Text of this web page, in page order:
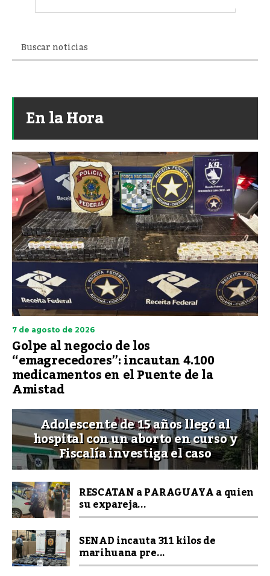
En la Hora
7 de agosto de 2026
Golpe al negocio de los
“emagrecedores”: incautan 4.100
medicamentos en el Puente de la
Amistad
Adolescente de 15 años llegó al
hospital con un aborto en curso y
Fiscalía investiga el caso
RESCATAN a PARAGUAYA a quien
su expareja...
SENAD incauta 311 kilos de
marihuana pre...